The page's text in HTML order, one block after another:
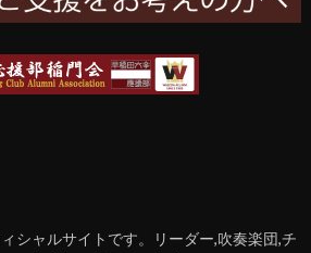
シャルサイトです。リーダー,吹奏楽団,チ